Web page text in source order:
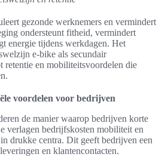
gezonde werknemers en vermindert
ondersteunt fitheid, vermindert
energie tijdens werkdagen. Het
e-bike als secundair
retentie en mobiliteitsvoordelen die
voordelen voor bedrijven
de manier waarop bedrijven korte
verlagen bedrijfskosten mobiliteit en
drukke centra. Dit geeft bedrijven een
en klantencontacten.